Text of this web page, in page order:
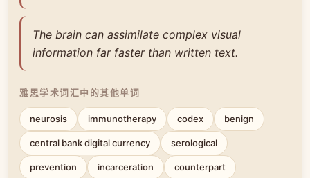
The brain can assimilate complex visual
information far faster than written text.
雅思学术词汇中的其他单词
neurosis immunotherapy codex benign
central bank digital currency serological
prevention incarceration counterpart